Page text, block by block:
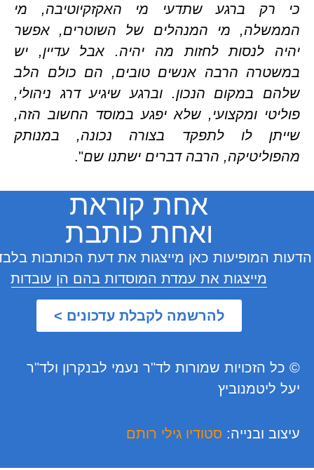
כי רק ברגע שתדעי מי האקזקיוטיבה, מי
הממשלה, מי המנהלים של השוטרים, אפשר
יהיה לנסות לחזות מה יהיה. אבל עדיין, יש
במשטרה הרבה אנשים טובים, הם כולם הלב
שלהם במקום הנכון. וברגע שיגיע דרג ניהולי,
פוליטי ומקצועי, שלא יפגע במוסד החשוב הזה,
שייתן לו לתפקד בצורה נכונה, במנותק
הרבה דברים ישתנו שם".
אחת קוראת
ואחת כותבת
המופיעות כאן מייצגות את דעת הכותבות בלבד ואינן
מייצגות את עמדת המוסדות בהם הן עובדות
להרשמה לקבלת עדכונים >
הזכויות שמורות לד"ר נעמי לבנקרון ולד"ר
ובנייה:סטודיו גילי רותם